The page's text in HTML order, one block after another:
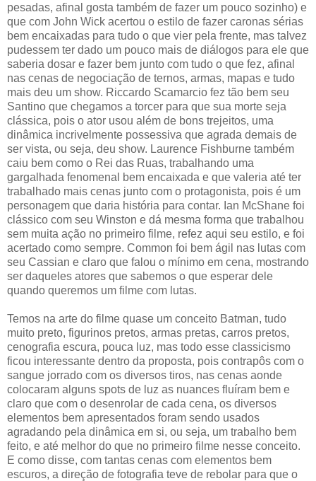
pesadas, afinal gosta também de fazer um pouco sozinho) e
que com John Wick acertou o estilo de fazer caronas sérias
bem encaixadas para tudo o que vier pela frente, mas talvez
pudessem ter dado um pouco mais de diálogos para ele que
saberia dosar e fazer bem junto com tudo o que fez, afinal
nas cenas de negociação de ternos, armas, mapas e tudo
mais deu um show. Riccardo Scamarcio fez tão bem seu
Santino que chegamos a torcer para que sua morte seja
clássica, pois o ator usou além de bons trejeitos, uma
dinâmica incrivelmente possessiva que agrada demais de
ser vista, ou seja, deu show. Laurence Fishburne também
caiu bem como o Rei das Ruas, trabalhando uma
gargalhada fenomenal bem encaixada e que valeria até ter
trabalhado mais cenas junto com o protagonista, pois é um
personagem que daria história para contar. Ian McShane foi
clássico com seu Winston e dá mesma forma que trabalhou
sem muita ação no primeiro filme, refez aqui seu estilo, e foi
acertado como sempre. Common foi bem ágil nas lutas com
seu Cassian e claro que falou o mínimo em cena, mostrando
ser daqueles atores que sabemos o que esperar dele
quando queremos um filme com lutas.
Temos na arte do filme quase um conceito Batman, tudo
muito preto, figurinos pretos, armas pretas, carros pretos,
cenografia escura, pouca luz, mas todo esse classicismo
ficou interessante dentro da proposta, pois contrapôs com o
sangue jorrado com os diversos tiros, nas cenas aonde
colocaram alguns spots de luz as nuances fluíram bem e
claro que com o desenrolar de cada cena, os diversos
elementos bem apresentados foram sendo usados
agradando pela dinâmica em si, ou seja, um trabalho bem
feito, e até melhor do que no primeiro filme nesse conceito.
E como disse, com tantas cenas com elementos bem
escuros, a direção de fotografia teve de rebolar para que o